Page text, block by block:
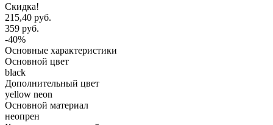
Скидка!
215,40 руб.
359 руб.
-40%
Основные характеристики
Основной цвет
black
Дополнительный цвет
yellow neon
Основной материал
неопрен